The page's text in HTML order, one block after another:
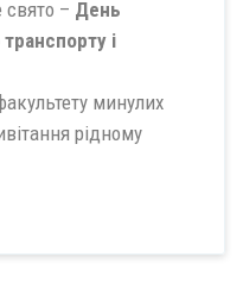
свято – День
і
минулих
рідному